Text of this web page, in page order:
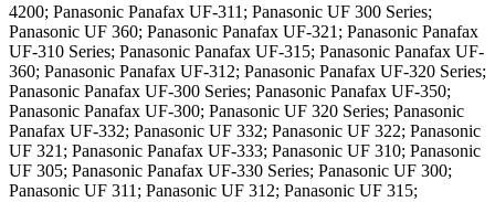
4200; Panasonic Panafax UF-311; Panasonic UF 300 Series;
Panasonic UF 360; Panasonic Panafax UF-321; Panasonic Panafax
UF-310 Series; Panasonic Panafax UF-315; Panasonic Panafax UF-
360; Panasonic Panafax UF-312; Panasonic Panafax UF-320 Series;
Panasonic Panafax UF-300 Series; Panasonic Panafax UF-350;
Panasonic Panafax UF-300; Panasonic UF 320 Series; Panasonic
Panafax UF-332; Panasonic UF 332; Panasonic UF 322; Panasonic
UF 321; Panasonic Panafax UF-333; Panasonic UF 310; Panasonic
UF 305; Panasonic Panafax UF-330 Series; Panasonic UF 300;
Panasonic UF 311; Panasonic UF 312; Panasonic UF 315;